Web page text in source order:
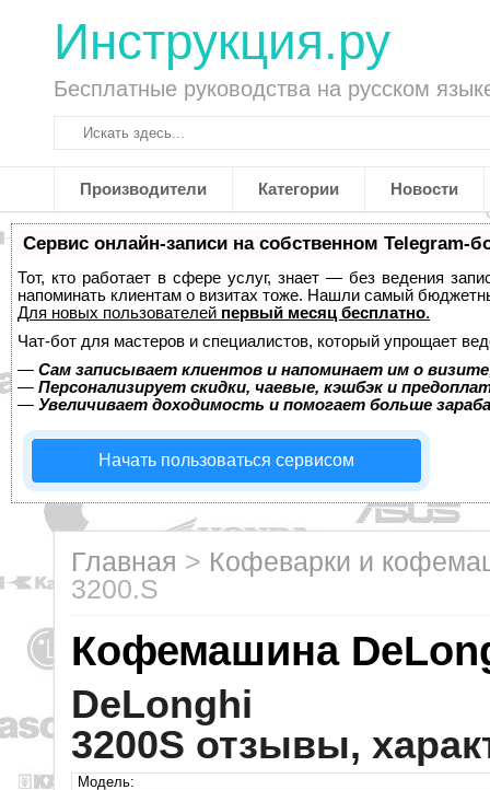
Инструкция.ру
Бесплатные руководства на русском
Производители Категории Новости
Сервис онлайн-записи на собственном Telegram-
Тот, кто работает в сфере услуг, знает — без ведения
напоминать клиентам о визитах тоже. Нашли самый
Для новых пользователей первый месяц бесплатно.
Чат-бот для мастеров и специалистов, который упрощает
— Сам записывает клиентов и напоминает им о
— Персонализирует скидки, чаевые, кэшбэк и
— Увеличивает доходимость и помогает больше
Начать пользоваться сервисом
Главная > Кофеварки и
3200.S
Кофемашина
DeLonghi
3200S отзывы,
Модель: